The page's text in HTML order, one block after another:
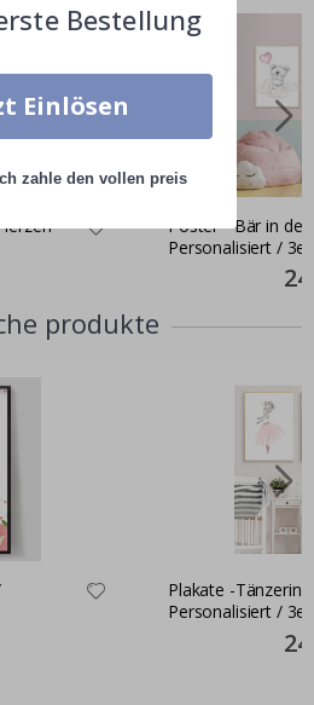
Poster - Bär in
Personalisiert /
produkte
Plakate -Tänzerin
Personalisiert /
Bestellung
Einlösen
zahle den vollen preis